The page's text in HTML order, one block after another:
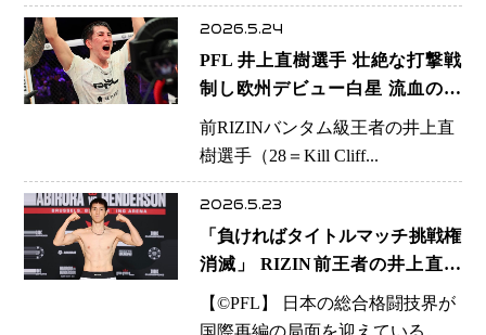
2026.5.24
PFL 井上直樹選手 壮絶な打撃戦
制し欧州デビュー白星 流血の激
闘で元王者の意地示す…RIZIN榊
原CEOは7月王座戦に含み
前RIZINバンタム級王者の井上直
樹選手（28＝Kill Cliff...
2026.5.23
「負ければタイトルマッチ挑戦権
消滅」 RIZIN前王者の井上直樹
選手が背負う“日本MMAの看
板”…PFL欧州大会で問われる真
【©️PFL】 日本の総合格闘技界が